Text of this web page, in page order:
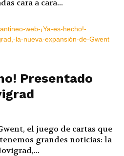
cara a cara...
Presentado
el juego de cartas que
grandes noticias: la